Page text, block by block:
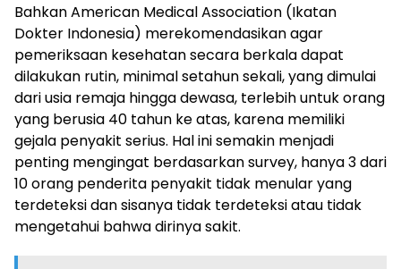
Bahkan American Medical Association (Ikatan
Dokter Indonesia) merekomendasikan agar
pemeriksaan kesehatan secara berkala dapat
dilakukan rutin, minimal setahun sekali, yang dimulai
dari usia remaja hingga dewasa, terlebih untuk orang
yang berusia 40 tahun ke atas, karena memiliki
gejala penyakit serius. Hal ini semakin menjadi
penting mengingat berdasarkan survey, hanya 3 dari
10 orang penderita penyakit tidak menular yang
terdeteksi dan sisanya tidak terdeteksi atau tidak
mengetahui bahwa dirinya sakit.